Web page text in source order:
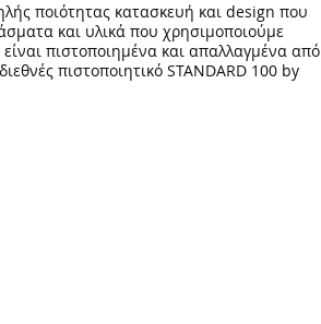
ποιότητας κατασκευή και design που
και υλικά που χρησιμοποιούμε
πιστοποιημένα και απαλλαγμένα από
πιστοποιητικό STANDARD 100 by